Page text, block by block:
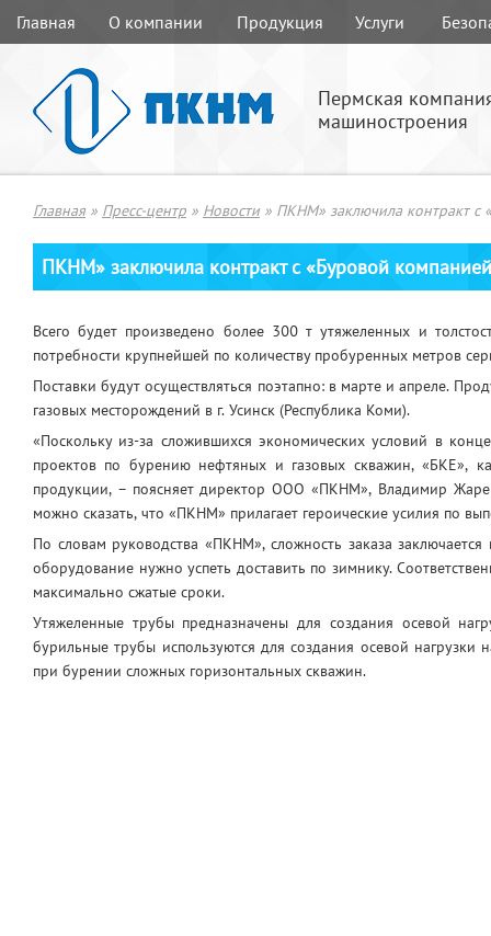
Главная О компании Продукция Услуги
Пермская
машиностроения
Главная» Пресс-центр » Новости » ПКНМ» заключила контракт с
ПКНМ» заключила контракт с «Буровой
Всего будет произведено более 300 т утяжеленных и
потребности крупнейшей по количеству пробуренных метров
Поставки будут осуществляться поэтапно: в марте и апреле.
газовых месторождений в г. Усинск (Республика Коми).
«Поскольку из-за сложившихся экономических условий в
проектов по бурению нефтяных и газовых скважин, «БКЕ»,
продукции, – поясняет директор ООО «ПКНМ», Владимир
можно сказать, что «ПКНМ» прилагает героические усилия по
По словам руководства «ПКНМ», сложность заказа
оборудование нужно успеть доставить по зимнику.
максимально сжатые сроки.
Утяжеленные трубы предназначены для создания осевой
бурильные трубы используются для создания осевой
при бурении сложных горизонтальных скважин.